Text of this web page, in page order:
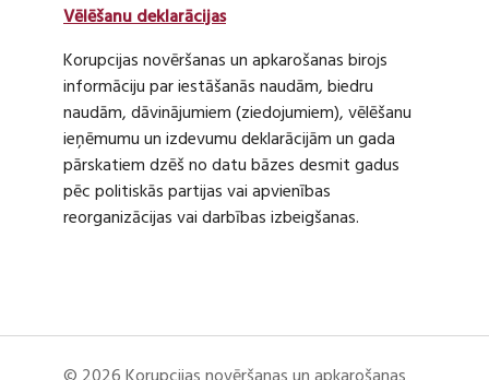
Vēlēšanu deklarācijas
Korupcijas novēršanas un apkarošanas birojs
informāciju par iestāšanās naudām, biedru
naudām, dāvinājumiem (ziedojumiem), vēlēšanu
ieņēmumu un izdevumu deklarācijām un gada
pārskatiem dzēš no datu bāzes desmit gadus
pēc politiskās partijas vai apvienības
reorganizācijas vai darbības izbeigšanas.